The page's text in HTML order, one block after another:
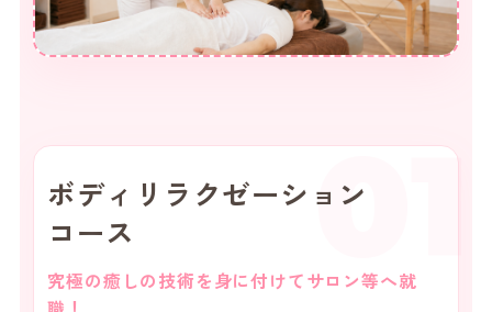
01
ボディリラクゼーション
コース
究極の癒しの技術を身に付けてサロン等へ就